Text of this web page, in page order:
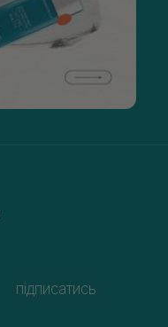
підписатись